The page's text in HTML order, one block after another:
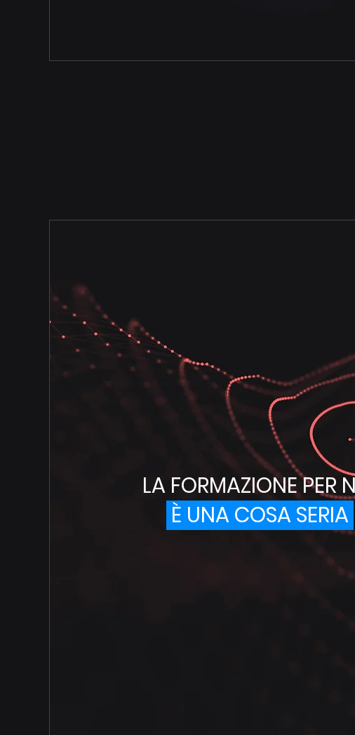
LA FORMAZIONE PER
È UNA COSA SERIA